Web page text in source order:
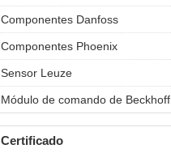
Componentes Danfoss
Componentes Phoenix
Sensor Leuze
Módulo de comando de Beckhoff
Certificado